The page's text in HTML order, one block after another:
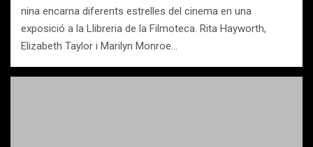
nina encarna diferents estrelles del cinema en una
exposició a la Llibreria de la Filmoteca. Rita Hayworth,
Elizabeth Taylor i Marilyn Monroe…